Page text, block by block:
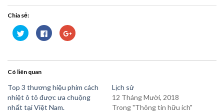
Chia sẻ:
Bấm
để
Twitter
in
window)
Nhấn
vào
Facebook
window)
Bấm
để
Google+
window)
Có liên quan
Top 3 thương hiệu phim cách
nhiệt ô tô được ưa chuộng
nhất tại Việt Nam.
Lịch sử
12 Tháng Mười, 2018
Trong "Thông tin hữu ích"